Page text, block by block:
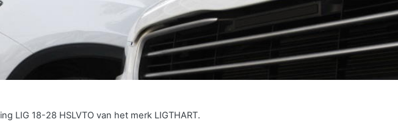
LIG 18-28 HSLVTO van het merk LIGTHART.